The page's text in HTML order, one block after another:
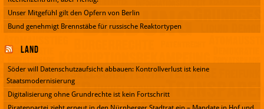
Unser Mitgefühl gilt den Opfern von Berlin
Bund genehmigt Brennstäbe für russische Reaktortypen
Land
Söder will Datenschutzaufsicht abbauen: Kontrollverlust ist keine
Staatsmodernisierung
Digitalisierung ohne Grundrechte ist kein Fortschritt